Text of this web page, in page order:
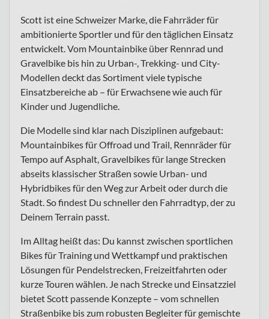
Scott ist eine Schweizer Marke, die Fahrräder für
ambitionierte Sportler und für den täglichen Einsatz
entwickelt. Vom Mountainbike über Rennrad und
Gravelbike bis hin zu Urban-, Trekking- und City-
Modellen deckt das Sortiment viele typische
Einsatzbereiche ab – für Erwachsene wie auch für
Kinder und Jugendliche.
Die Modelle sind klar nach Disziplinen aufgebaut:
Mountainbikes für Offroad und Trail, Rennräder für
Tempo auf Asphalt, Gravelbikes für lange Strecken
abseits klassischer Straßen sowie Urban- und
Hybridbikes für den Weg zur Arbeit oder durch die
Stadt. So findest Du schneller den Fahrradtyp, der zu
Deinem Terrain passt.
Im Alltag heißt das: Du kannst zwischen sportlichen
Bikes für Training und Wettkampf und praktischen
Lösungen für Pendelstrecken, Freizeitfahrten oder
kurze Touren wählen. Je nach Strecke und Einsatzziel
bietet Scott passende Konzepte – vom schnellen
Straßenbike bis zum robusten Begleiter für gemischte